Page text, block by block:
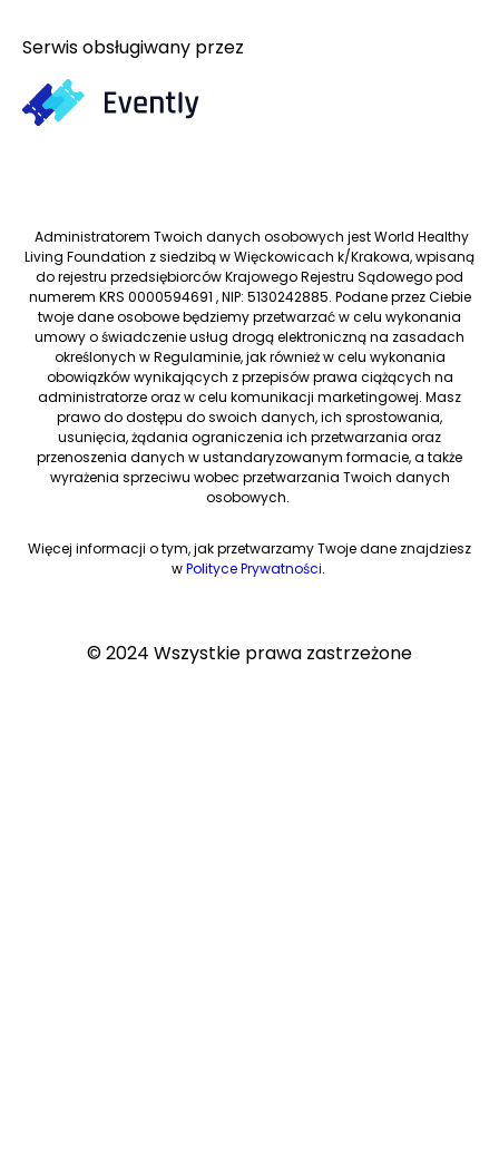
Serwis obsługiwany przez
Administratorem Twoich danych osobowych jest World Healthy
Living Foundation z siedzibą w Więckowicach k/Krakowa, wpisaną
do rejestru przedsiębiorców Krajowego Rejestru Sądowego pod
numerem KRS 0000594691 , NIP: 5130242885. Podane przez Ciebie
twoje dane osobowe będziemy przetwarzać w celu wykonania
umowy o świadczenie usług drogą elektroniczną na zasadach
określonych w Regulaminie, jak również w celu wykonania
obowiązków wynikających z przepisów prawa ciążących na
administratorze oraz w celu komunikacji marketingowej. Masz
prawo do dostępu do swoich danych, ich sprostowania,
usunięcia, żądania ograniczenia ich przetwarzania oraz
przenoszenia danych w ustandaryzowanym formacie, a także
wyrażenia sprzeciwu wobec przetwarzania Twoich danych
osobowych.
Więcej informacji o tym, jak przetwarzamy Twoje dane znajdziesz
wPolityce Prywatności.
© 2024 Wszystkie prawa zastrzeżone